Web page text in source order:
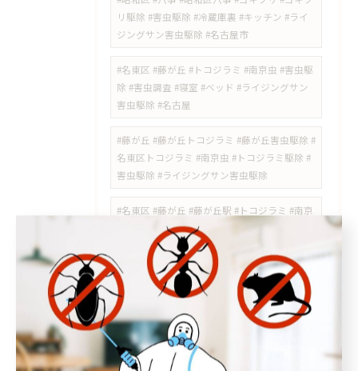
リ駆除 #害虫駆除 #冷蔵庫裏 #キッチン #ライ
ジングサン害虫駆除 #名古屋市
#名東区 #藤が丘 #トコジラミ #南京虫 #害虫駆
除 #害虫調査 #寝室 #ベッド #ライジングサン
害虫駆除 #名古屋
#藤が丘 #藤が丘トコジラミ #藤が丘害虫駆除 #
名東区トコジラミ #南京虫 #トコジラミ駆除 #
害虫駆除 #ライジングサン害虫駆除
#名東区 #藤が丘 #藤が丘駅 #トコジラミ #南京
虫 #トコジラミ駆除 #南京虫駆除 #害虫駆除 #
ライジングサン害虫駆除
#高針台 #ゴキブリ駆除 #名東区害虫駆除 #高針
#極楽 #牧の原 #チャバネゴキブリ #ゴキブリ対
策 #ライジングサン害虫駆除
#日進市スズメバチ #岩藤町 #スズメバチ駆除 #